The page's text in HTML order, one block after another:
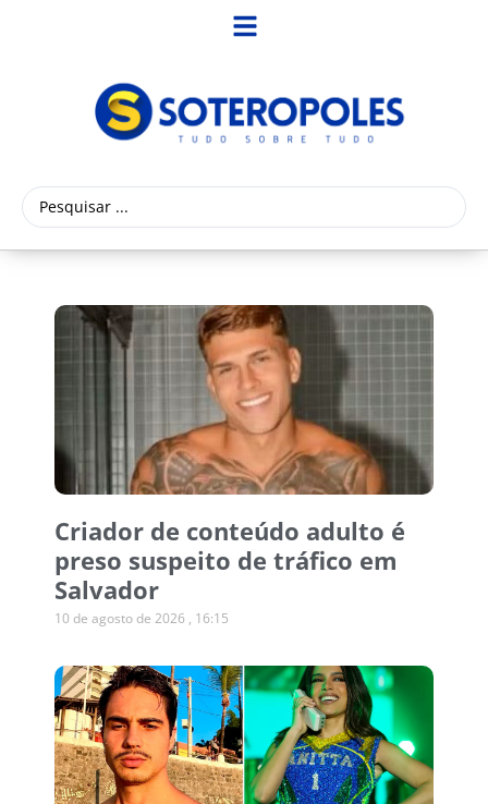
Criador de conteúdo adulto é
preso suspeito de tráfico em
Salvador
10 de agosto de 2026 16:15